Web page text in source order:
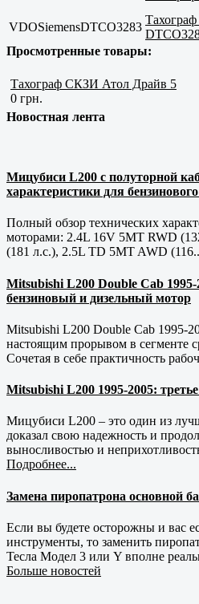
VDOSiemensDTCO3283
Просмотренные товары:
Тахограф СКЗИ Атол Драйв 5
0 грн.
Новостная лента
Мицубиси L200 с полуторной
характеристики для
Полный обзор технических
моторами: 2.4L 16V 5MT RWD
(181 л.с.), 2.5L TD 5MT AWD
Mitsubishi L200 Double Cab
бензиновый и дизельный мотор
Mitsubishi L200 Double Cab 1995-
настоящим прорывом в сегменте
Сочетая в себе практичность
Mitsubishi L200 1995-2005:
Мицубиси L200 – это один из
доказал свою надежность и
выносливостью и
Подробнее...
Замена пиропатрона основной
Если вы будете осторожны и вас
инструменты, то заменить
Тесла Модел 3 или Y вполне
Больше новостей